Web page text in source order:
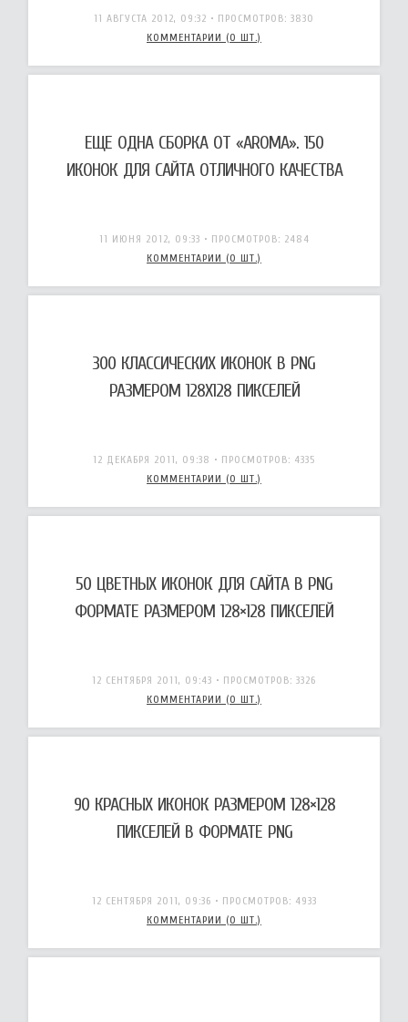
11 АВГУСТА 2012, 09:32 • ПРОСМОТРОВ: 3830
КОММЕНТАРИИ (0 ШТ.)
ЕЩЕ ОДНА СБОРКА ОТ «AROMA». 150
ИКОНОК ДЛЯ САЙТА ОТЛИЧНОГО КАЧЕСТВА
11 ИЮНЯ 2012, 09:33 • ПРОСМОТРОВ: 2484
КОММЕНТАРИИ (0 ШТ.)
300 КЛАССИЧЕСКИХ ИКОНОК В PNG
РАЗМЕРОМ 128X128 ПИКСЕЛЕЙ
12 ДЕКАБРЯ 2011, 09:38 • ПРОСМОТРОВ: 4335
КОММЕНТАРИИ (0 ШТ.)
50 ЦВЕТНЫХ ИКОНОК ДЛЯ САЙТА В PNG
ФОРМАТЕ РАЗМЕРОМ 128×128 ПИКСЕЛЕЙ
12 СЕНТЯБРЯ 2011, 09:43 • ПРОСМОТРОВ: 3326
КОММЕНТАРИИ (0 ШТ.)
90 КРАСНЫХ ИКОНОК РАЗМЕРОМ 128×128
ПИКСЕЛЕЙ В ФОРМАТЕ PNG
12 СЕНТЯБРЯ 2011, 09:36 • ПРОСМОТРОВ: 4933
КОММЕНТАРИИ (0 ШТ.)